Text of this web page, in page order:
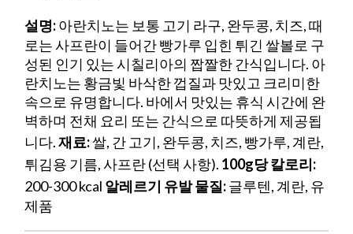
설명:아란치노는 보통 고기 라구, 완두콩, 치즈, 때
로는 사프란이 들어간 빵가루 입힌 튀긴 쌀볼로 구
성된 인기 있는 시칠리아의 짭짤한 간식입니다. 아
란치노는 황금빛 바삭한 껍질과 맛있고 크리미한
속으로 유명합니다. 바에서 맛있는 휴식 시간에 완
벽하며 전채 요리 또는 간식으로 따뜻하게 제공됩
니다.재료:쌀, 간 고기, 완두콩, 치즈, 빵가루, 계란,
튀김용 기름, 사프란 (선택 사항). 100g당 칼로리:
200-300 kcal 알레르기 유발 물질:글루텐, 계란, 유
제품